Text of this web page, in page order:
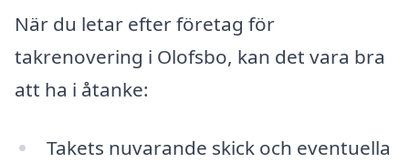
När du letar efter företag för
takrenovering i Olofsbo, kan det vara bra
att ha i åtanke:
Takets nuvarande skick och eventuella